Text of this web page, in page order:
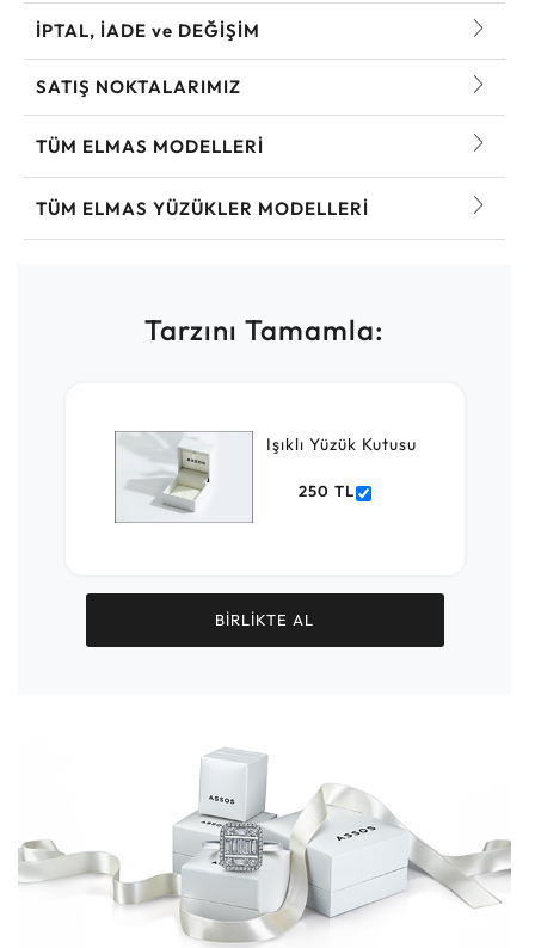
İPTAL, İADE ve DEĞİŞİM
SATIŞ NOKTALARIMIZ
TÜM ELMAS MODELLERI
TÜM ELMAS YÜZÜKLER MODELLERI
Tarzını Tamamla:
Işıklı Yüzük Kutusu
250 TL
BİRLİKTE AL